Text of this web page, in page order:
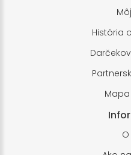
História